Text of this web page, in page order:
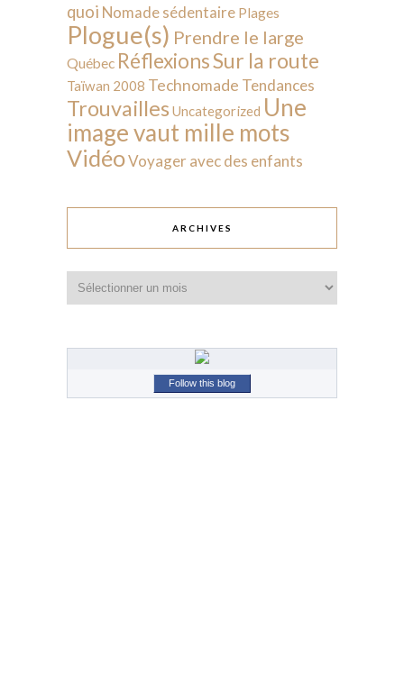
quoi Nomade sédentaire Plages
Plogue(s) Prendre le large
Québec RéflexionsSur la route
Taïwan 2008 Technomade Tendances
Trouvailles Uncategorized Une
image vaut mille mots
VidéoVoyager avec des enfants
ARCHIVES
Follow this blog